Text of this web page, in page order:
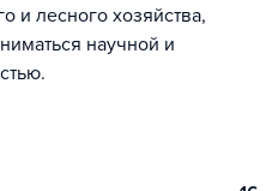
и лесного хозяйства,
научной и